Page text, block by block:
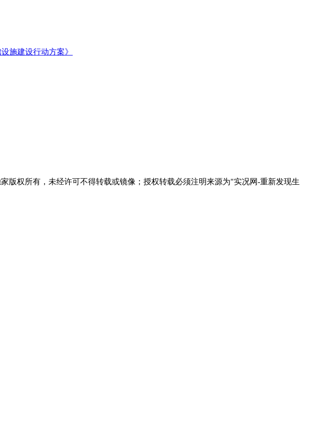
施建设行动方案》
版权所有，未经许可不得转载或镜像；授权转载必须注明来源为"实况网-重新发现生